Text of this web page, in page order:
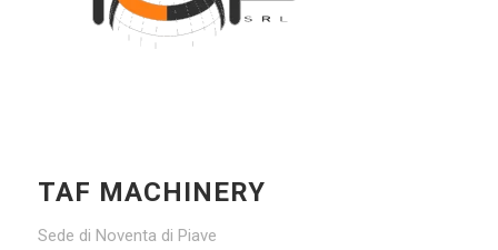
TAF MACHINERY
Sede di Noventa di Piave